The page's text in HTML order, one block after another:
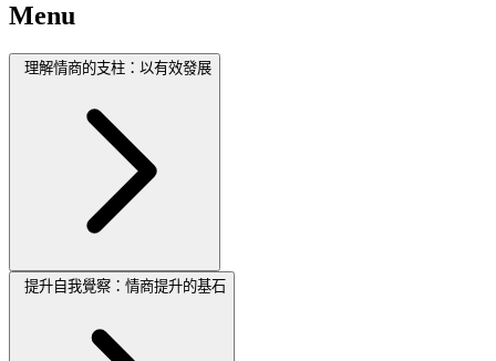
Menu
理解情商的支柱：以有效發展
提升自我覺察：情商提升的基石